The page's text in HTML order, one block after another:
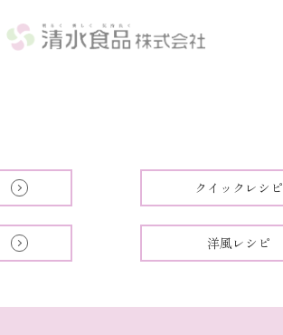
クイックレシピ
洋風レシピ